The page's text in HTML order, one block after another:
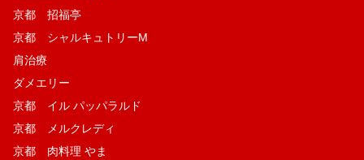
京都 招福亭
京都 シャルキュトリーM
肩治療
ダメエリー
京都 イル パッパラルド
京都 メルクレディ
京都 肉料理 やま